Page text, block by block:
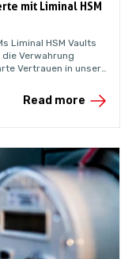
mit Liminal HSM
Liminal HSM Vaults
Verwahrung
Vertrauen in unsere
Read more